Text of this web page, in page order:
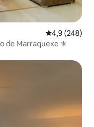
4,9 de uma
4,9 (248)
de Marraquexe ⚜